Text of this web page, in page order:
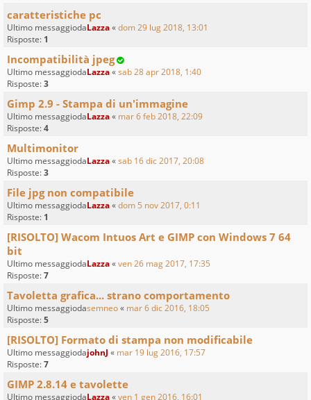
caratteristiche pc
Ultimo messaggiodaLazza«dom 29 lug 2018, 13:01
Risposte: 1
Incompatibilità jpeg
Ultimo messaggiodaLazza«sab 28 apr 2018, 1:40
Risposte:3
Gimp 2.9 - Stampa di un'immagine
Ultimo messaggiodaLazza« mar 6 feb 2018, 22:09
Risposte:4
Multimonitor
Ultimo messaggiodaLazza«sab 16 dic 2017, 20:08
Risposte:3
File jpg non compatibile
Ultimo messaggiodaLazza«dom 5 nov 2017, 0:11
Risposte: 1
[RISOLTO] Wacom Intuos Art e GIMP con Windows 7 64
bit
Ultimo messaggiodaLazza«ven 26 mag 2017, 17:35
Risposte:7
Tavoletta grafica... strano comportamento
Ultimo messaggiodasemneo« mar 6 dic 2016, 18:05
Risposte:5
[RISOLTO] Formato di stampa non modificabile
Ultimo messaggiodajohnJ « mar 19 lug 2016, 17:57
Risposte:7
GIMP 2.8.14 e tavolette
Ultimo messaggiodaLazza«ven 1 gen 2016, 16:01